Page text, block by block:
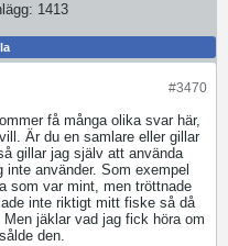
1413
#3470
få många olika svar här,
Är du en samlare eller gillar
gillar jag själv att använda
använder. Som exempel
som var mint, men tröttnade
inte riktigt mitt fiske så då
jäklar vad jag fick höra om
den.